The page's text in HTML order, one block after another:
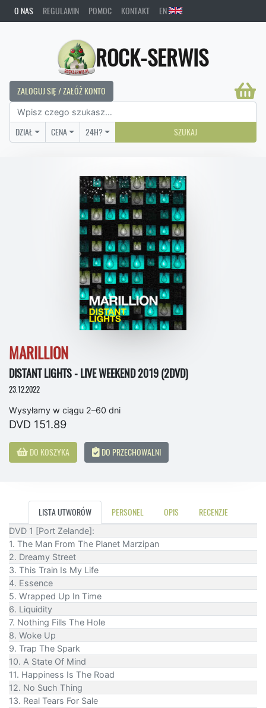
O NAS REGULAMIN POMOC KONTAKT EN
ROCK-SERWIS
ZALOGUJ SIĘ / ZAŁÓŻ KONTO
DZIAŁ CENA 24H? SZUKAJ
MARILLION
DISTANT LIGHTS - LIVE WEEKEND 2019 (2DVD)
23.12.2022
Wysyłamy w ciągu 2–60 dni
DVD 151.89
DO KOSZYKA DO PRZECHOWALNI
LISTA UTWORÓW PERSONEL OPIS RECENZJE
DVD 1 [Port Zelande]:
1. The Man From The Planet Marzipan
2. Dreamy Street
3. This Train Is My Life
4. Essence
5. Wrapped Up In Time
6. Liquidity
7. Nothing Fills The Hole
8. Woke Up
9. Trap The Spark
10. A State Of Mind
11. Happiness Is The Road
12. No Such Thing
13. Real Tears For Sale